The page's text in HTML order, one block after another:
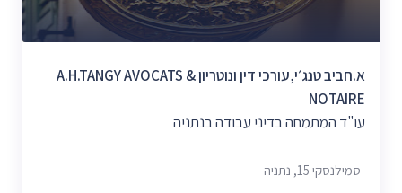
א.חביב טנג׳י,עורכי דין ונוטריון A.H.TANGY AVOCATS &
NOTAIRE
עו"ד המתמחה בדיני עבודה בנתניה
סמילנסקי 15, נתניה